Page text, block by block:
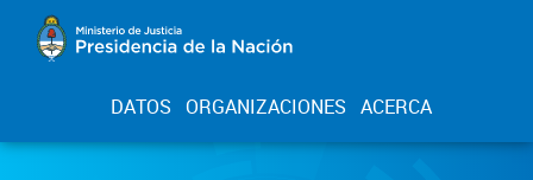
DATOS ORGANIZACIONES ACERCA